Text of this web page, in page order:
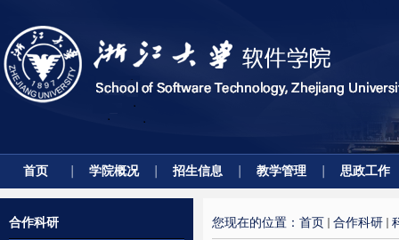
首页 学院概况 招生信息 教学管理 思政工作
合作科研 您现在的位置： 首页 合作科研